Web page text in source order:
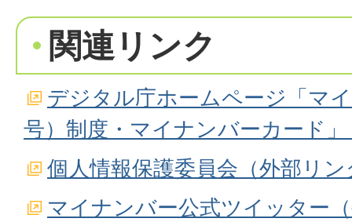
関連リンク
デジタル庁ホームページ「マ
号）制度・マイナンバーカード
個人情報保護委員会（外部リン
マイナンバー公式ツイッター